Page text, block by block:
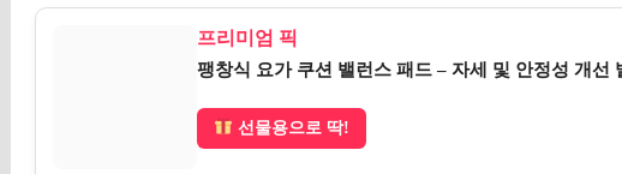
프리미엄 픽
팽창식 요가 쿠션 밸런스 패드 – 자세 및 안정성 개
선물용으로 딱!